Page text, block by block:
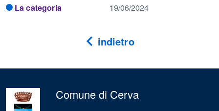
La categoria 19/06/2024
indietro
Comune di Cerva